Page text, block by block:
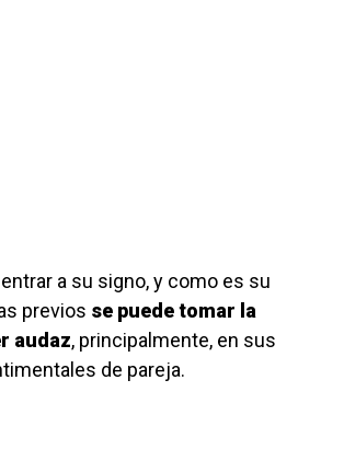
a su signo, y como es su
previos se puede tomar la
audaz, principalmente, en sus
de pareja.